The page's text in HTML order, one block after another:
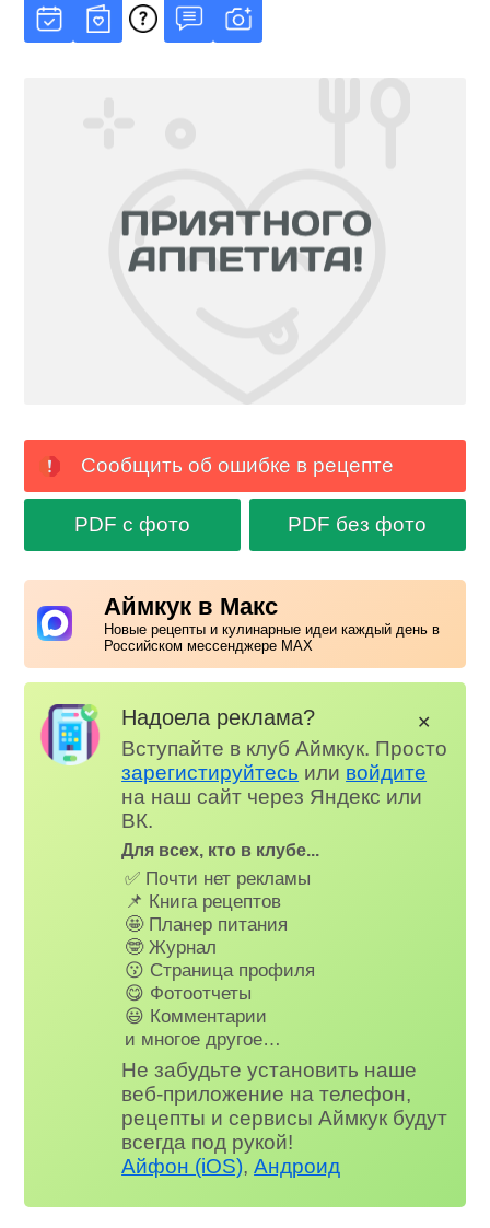
Сообщить об ошибке в рецепте
PDF с фото PDF без фото
Аймкук в Макс
Новые рецепты и кулинарные идеи каждый день в
Российском мессенджере MAX
Надоела реклама?
Вступайте в клуб Аймкук. Просто
зарегистируйтесь или войдите
на наш сайт через Яндекс или
ВК.
Для всех, кто в клубе...
✅ Почти нет рекламы
📌 Книга рецептов
🤩 Планер питания
🤓 Журнал
😗 Страница профиля
😋 Фотоотчеты
😃 Комментарии
и многое другое…
Не забудьте установить наше
веб-приложение на телефон,
рецепты и сервисы Аймкук будут
всегда под рукой!
Айфон (iOS),Андроид
✕